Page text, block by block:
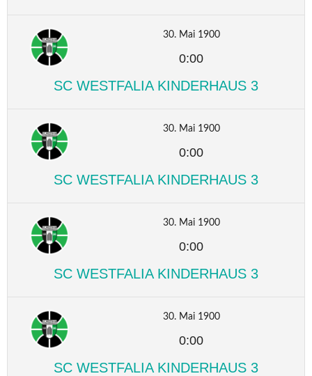
30. Mai 1900
0:00
SC WESTFALIA KINDERHAUS 3
30. Mai 1900
0:00
SC WESTFALIA KINDERHAUS 3
30. Mai 1900
0:00
SC WESTFALIA KINDERHAUS 3
30. Mai 1900
0:00
SC WESTFALIA KINDERHAUS 3